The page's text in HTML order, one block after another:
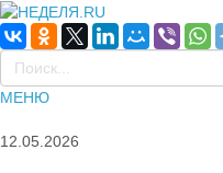
МЕНЮ
12.05.2026